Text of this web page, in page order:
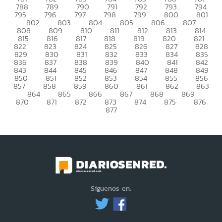
788 789 790 791 792 793 794
795 796 797 798 799 800 801
802 803 804 805 806 807
808 809 810 811 812 813 814
815 816 817 818 819 820 821
822 823 824 825 826 827 828
829 830 831 832 833 834 835
836 837 838 839 840 841 842
843 844 845 846 847 848 849
850 851 852 853 854 855 856
857 858 859 860 861 862 863
864 865 866 867 868 869
870 871 872 873 874 875 876
877
Síguenos en: